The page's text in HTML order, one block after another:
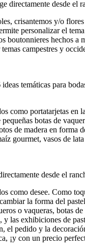
crisantemos y/o
personalizar el
boutonnieres hechos a
campestres y
como portatarjetas en
botas de
de madera en forma
gourmet, vasos de
como desee. Como
la forma del
o vaqueras, botas
las exhibiciones de
el pedido y la
¡y con un precio